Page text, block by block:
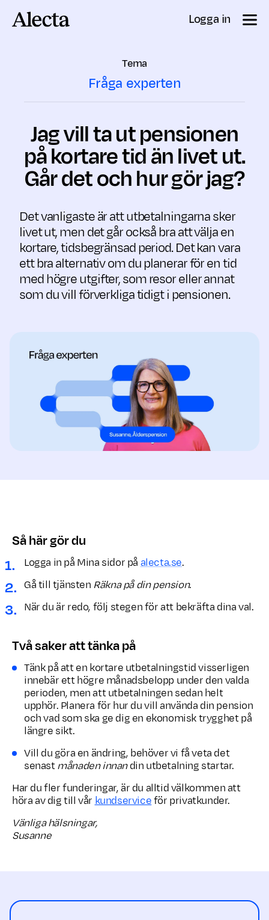
Logga in
Tema
Fråga experten
Jag vill ta ut pensionen
på kortare tid än livet ut.
Går det och hur gör jag?
Det vanligaste är att utbetalningarna sker
livet ut, men det går också bra att välja en
kortare, tidsbegränsad period. Det kan vara
ett bra alternativ om du planerar för en tid
med högre utgifter, som resor eller annat
som du vill förverkliga tidigt i pensionen.
Så här gör du
Logga in på Mina sidor på alecta.se.
Gå till tjänsten Räkna på din pension.
När du är redo, följ stegen för att bekräfta dina val.
Två saker att tänka på
Tänk på att en kortare utbetalningstid visserligen
innebär ett högre månadsbelopp under den valda
perioden, men att utbetalningen sedan helt
upphör. Planera för hur du vill använda din pension
och vad som ska ge dig en ekonomisk trygghet på
längre sikt.
Vill du göra en ändring, behöver vi få veta det
senastmånaden innandin utbetalning startar.
Har du fler funderingar, är du alltid välkommen att
höra av dig till vår kundserviceför privatkunder.
Vänliga hälsningar,
Susanne